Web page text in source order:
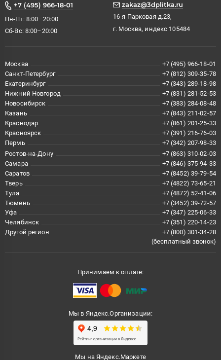
+7 (495) 966-18-01
Пн-Пт: 8:00–20:00
Сб-Вс: 8:00–20:00
zakaz@3dplitka.ru
16-я Парковая д.23,
г. Москва, индекс 105484
Москва
+7 (495) 966-18-01
Санкт-Петербург
+7 (812) 309-35-78
Екатеринбург
+7 (343) 289-18-98
Нижний Новгород
+7 (831) 281-52-53
Новосибирск
+7 (383) 284-08-48
Казань
+7 (843) 211-02-57
Краснодар
+7 (861) 201-25-33
Красноярск
+7 (391) 216-76-03
Пермь
+7 (342) 207-98-33
Ростов-на-Дону
+7 (863) 310-02-03
Самара
+7 (846) 375-94-33
Саратов
+7 (8452) 39-79-54
Тверь
+7 (4822) 73-65-21
Тула
+7 (4872) 52-41-06
Тюмень
+7 (3452) 39-72-57
Уфа
+7 (347) 225-06-33
Челябинск
+7 (351) 220-14-23
Другой регион
+7 (800) 301-34-28
(бесплатный звонок)
Принимаем к оплате:
Мы в Яндекс.Организации:
Мы на Яндекс.Маркете